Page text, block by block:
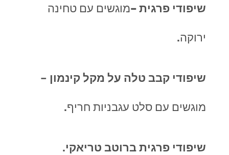
שיפודי פרגית –מוגשים עם טחינה
ירוקה.
שיפודי קבב טלה על מקל קינמון –
מוגשים עם סלט עגבניות חריף.
שיפודי פרגית ברוטב טריאקי.